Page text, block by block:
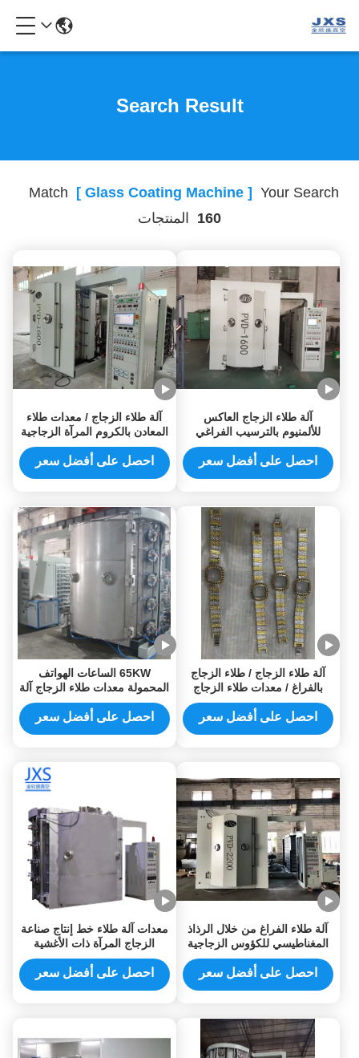
Search Result
Your Search
[ Glass Coating Machine ]
160 المنتجات
آلة طلاء الزجاج العاكس
للألمنيوم بالترسيب الفراغي
الفيزيائي للبخار (PVD) مع طلاء
الذهب
احصل على أفضل سعر
آلة طلاء الزجاج / معدات طلاء
المعادن بالكروم المرآة الزجاجية
PVD
احصل على أفضل سعر
آلة طلاء الزجاج / طلاء الزجاج
بالفراغ / معدات طلاء الزجاج
احصل على أفضل سعر
65KW الساعات الهواتف
المحمولة معدات طلاء الزجاج آلة
طلاء PVD
احصل على أفضل سعر
آلة طلاء الفراغ من خلال الرذاذ
المغناطيسي للكؤوس الزجاجية
الزخرفية ذات المرور الضوئي
العالي والأفلام عالية الارتباط
احصل على أفضل سعر
معدات آلة طلاء خط إنتاج صناعة
الزجاج المرآة ذات الأغشية
الرقيقة النانومترية
احصل على أفضل سعر